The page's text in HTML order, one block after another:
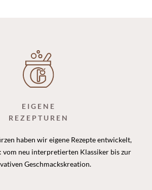
EIGENE
REZEPTUREN
haben wir eigene Rezepte entwickelt,
vom neu interpretierten Klassiker bis zur
Geschmackskreation.